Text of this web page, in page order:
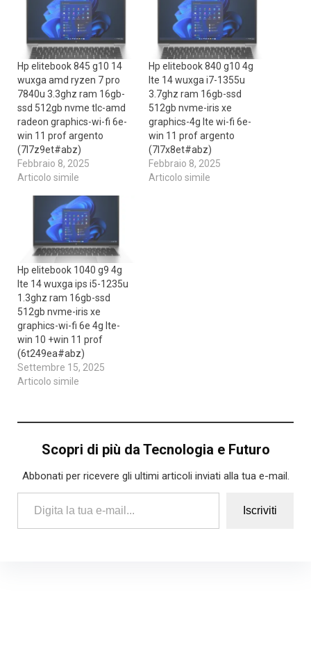
Hp elitebook 845 g10 14
wuxga amd ryzen 7 pro
7840u 3.3ghz ram 16gb-
ssd 512gb nvme tlc-amd
radeon graphics-wi-fi 6e-
win 11 prof argento
(7l7z9et#abz)
Febbraio 8, 2025
Articolo simile
Hp elitebook 840 g10 4g
lte 14 wuxga i7-1355u
3.7ghz ram 16gb-ssd
512gb nvme-iris xe
graphics-4g lte wi-fi 6e-
win 11 prof argento
(7l7x8et#abz)
Febbraio 8, 2025
Articolo simile
Hp elitebook 1040 g9 4g
lte 14 wuxga ips i5-1235u
1.3ghz ram 16gb-ssd
512gb nvme-iris xe
graphics-wi-fi 6e 4g lte-
win 10 +win 11 prof
(6t249ea#abz)
Settembre 15, 2025
Articolo simile
Scopri di più da Tecnologia e Futuro
Abbonati per ricevere gli ultimi articoli inviati alla tua e-mail.
Digita la tua e-mail...
Iscriviti